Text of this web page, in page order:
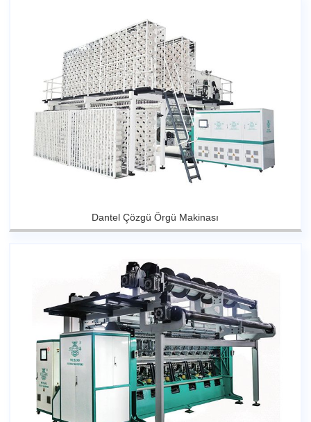
Dantel Çözgü Örgü Makinası